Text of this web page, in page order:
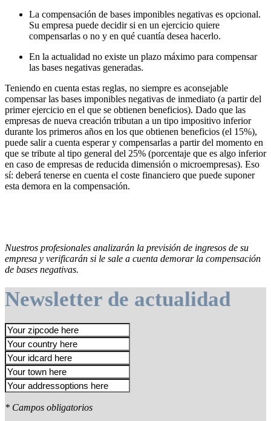
La compensación de bases imponibles negativas es opcional.
Su empresa puede decidir si en un ejercicio quiere
compensarlas o no y en qué cuantía desea hacerlo.
En la actualidad no existe un plazo máximo para compensar
las bases negativas generadas.
Teniendo en cuenta estas reglas, no siempre es aconsejable
compensar las bases imponibles negativas de inmediato (a partir del
primer ejercicio en el que se obtienen beneficios). Dado que las
empresas de nueva creación tributan a un tipo impositivo inferior
durante los primeros años en los que obtienen beneficios (el 15%),
puede salir a cuenta esperar y compensarlas a partir del momento en
que se tribute al tipo general del 25% (porcentaje que es algo inferior
en caso de empresas de reducida dimensión o microempresas). Eso
sí: deberá tenerse en cuenta el coste financiero que puede suponer
esta demora en la compensación.
Nuestros profesionales analizarán la previsión de ingresos de su
empresa y verificarán si le sale a cuenta demorar la compensación
de bases negativas.
Newsletter de actualidad
* Campos obligatorios